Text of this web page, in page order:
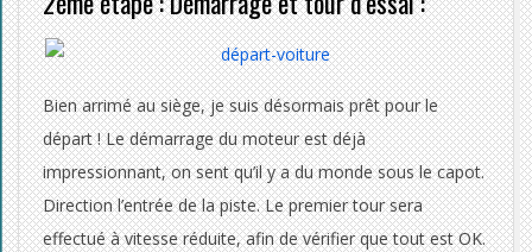
Bien arrimé au siège, je suis désormais prêt pour le
départ ! Le démarrage du moteur est déjà
impressionnant, on sent qu’il y a du monde sous le capot.
Direction l’entrée de la piste. Le premier tour sera
effectué à vitesse réduite, afin de vérifier que tout est OK.